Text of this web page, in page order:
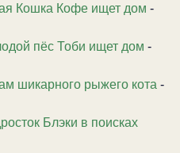
Кошка Кофе ищет дом -
пёс Тоби ищет дом -
шикарного рыжего кота -
Блэки в поисках